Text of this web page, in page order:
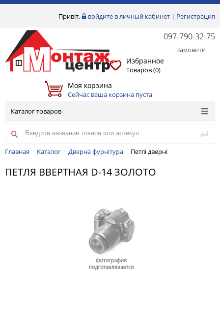
Привіт, войдите в личный кабинет | Регистрация
097-790-32-75
Замовити
Избранное
Товаров (0)
Моя корзина
Сейчас ваша корзина пуста
Каталог товаров
Главная Каталог Дверна фурнітура Петлі дверні
ПЕТЛЯ ВВЕРТНАЯ D-14 ЗОЛОТО